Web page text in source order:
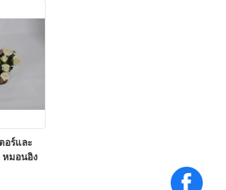
อร์และ
มอนอิง